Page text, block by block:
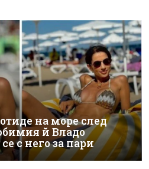
на море след
й Владо
с него за пари